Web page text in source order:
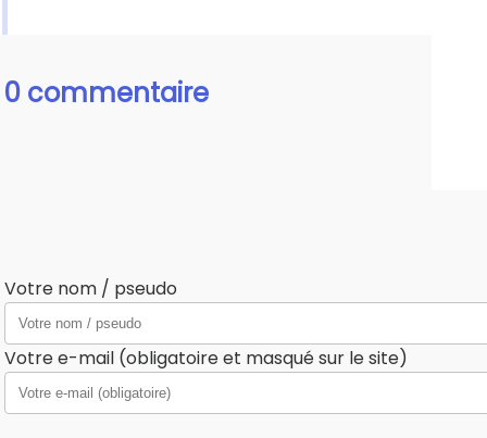
0 commentaire
Votre nom / pseudo
Votre e-mail (obligatoire et masqué sur le site)